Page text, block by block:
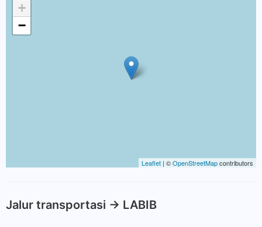
+
−
Leaflet | ©OpenStreetMapcontributors
Jalur transportasi -> LABIB